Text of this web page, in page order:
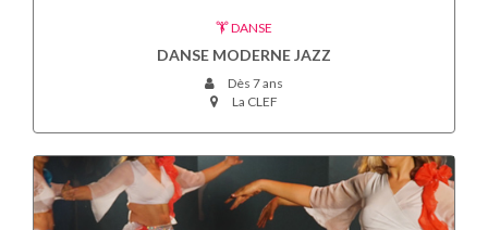
DANSE
DANSE MODERNE JAZZ
Dès 7 ans
La CLEF